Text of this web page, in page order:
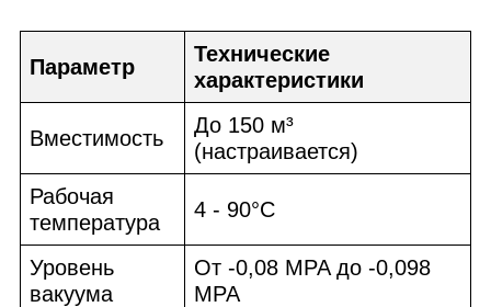
Параметр
Технические
характеристики
Вместимость
До 150 м³
(настраивается)
Рабочая
температура
4 - 90°C
Уровень
вакуума
От -0,08 MPA до -0,098
MPA